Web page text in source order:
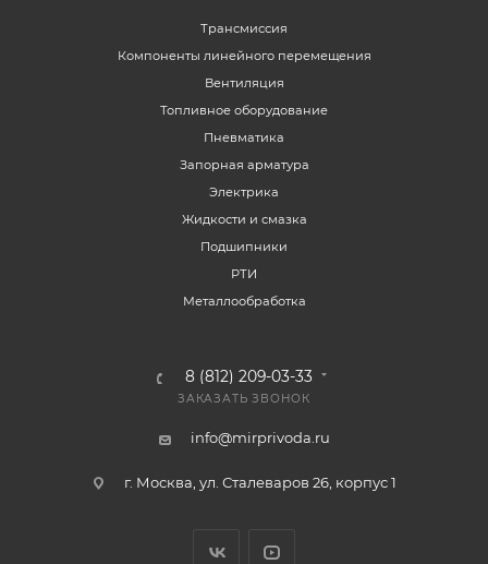
Трансмиссия
Компоненты линейного перемещения
Вентиляция
Топливное оборудование
Пневматика
Запорная арматура
Электрика
Жидкости и смазка
Подшипники
РТИ
Металлообработка
8 (812) 209-03-33
ЗАКАЗАТЬ ЗВОНОК
info@mirprivoda.ru
г. Москва, ул. Сталеваров 26, корпус 1